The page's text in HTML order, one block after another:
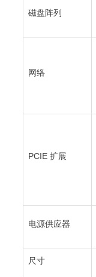
磁盘阵列
网络
PCIE 扩展
电源供应器
尺寸